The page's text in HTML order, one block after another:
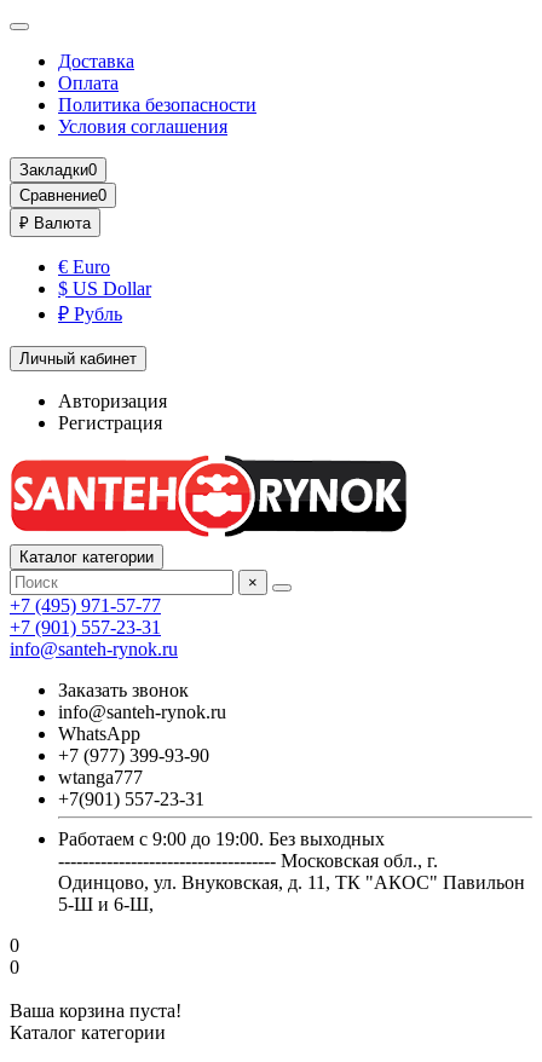
Доставка
Оплата
Политика безопасности
Условия соглашения
Закладки0
Сравнение0
₽ Валюта
€ Euro
$ US Dollar
₽ Рубль
Личный кабинет
Авторизация
Регистрация
Каталог категории
×
+7 (495) 971-57-77
+7 (901) 557-23-31
info@santeh-rynok.ru
Заказать звонок
info@santeh-rynok.ru
WhatsApp
+7 (977) 399-93-90
wtanga777
+7(901) 557-23-31
Работаем с 9:00 до 19:00. Без выходных
------------------------------------ Московская обл., г.
Одинцово, ул. Внуковская, д. 11, ТК "АКОС" Павильон
5-Ш и 6-Ш,
0
0
Ваша корзина пуста!
Каталог категории